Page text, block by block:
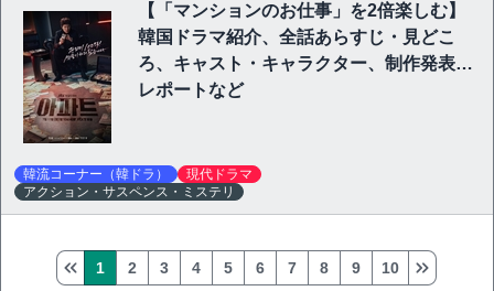
【「マンションのお仕事」を2倍楽しむ】
韓国ドラマ紹介、全話あらすじ・見どこ
ろ、キャスト・キャラクター、制作発表会
レポートなど
韓流コーナー（韓ドラ）
現代ドラマ
アクション・サスペンス・ミステリ
1 2 3 4 5 6 7 8 9 10